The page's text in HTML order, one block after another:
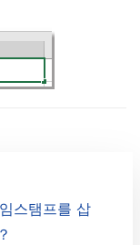
스탬프를 삽